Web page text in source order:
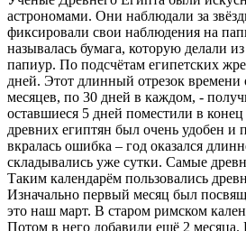
астрономами. Они наблюдали за
фиксировали свои наблюдения на
называлась бумага, которую делали
папиур. По подсчётам египетских
дней. Этот длинный отрезок времени
месяцев, по 30 дней в каждом, -
оставшиеся 5 дней поместили в
древних египтян был очень удобен и
вкралась ошибка – год оказался
складывались уже сутки. Самые
Таким календарём пользовались
Изначально первый месяц был
это наш март. В старом римском
Потом в него добавили ещё 2